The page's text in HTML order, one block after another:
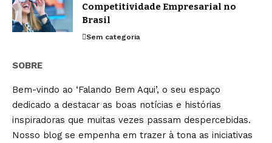
Competitividade Empresarial no
Brasil
Sem categoria
SOBRE
Bem-vindo ao ‘Falando Bem Aqui’, o seu espaço
dedicado a destacar as boas notícias e histórias
inspiradoras que muitas vezes passam despercebidas.
Nosso blog se empenha em trazer à tona as iniciativas